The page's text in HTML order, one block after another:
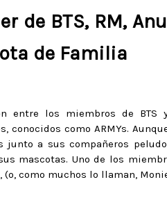
de BTS, RM,
de Familia
entre los miembros de BTS
conocidos como ARMYs.
junto a sus compañeros
mascotas. Uno de los
(o, como muchos lo llaman,